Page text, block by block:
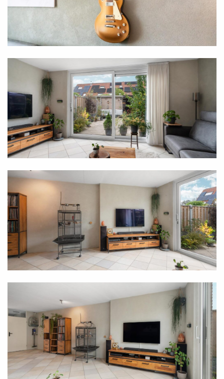
Bijzonderheden:
- Vier ruime slaapkamers;
- Uitbouw woonkamer uit 2004;
- Vloerverwarming begane grond;
- Verwarming en warm water via CV-ketel met
zonneboiler;
- Kunststof kozijnen in gehele woning;
- Beschutte achtertuin met overkapping en schuur;
- Achtertuin gelegen op het noordoosten;
- Gelegen in het groene en charmante Waddinxveen;
- Vraagprijs wordt gezien als bieden vanaf prijs;
- Energielabel A.
Ben je enthousiast geworden over deze woning en
wil je meer informatie of een bezichtiging plannen
voor het Open Huis? Neem dan gerust contact op
met ons kantoor. Jouw droomwoning is misschien
VOORAFGAAND EEN AFSPRAAK MAKEN VOOR HET
OPEN HUIS IS VERPLICHT!